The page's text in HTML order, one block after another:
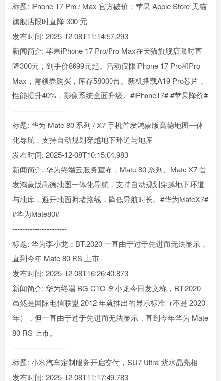
标题: iPhone 17 Pro / Max 官方破价：苹果 Apple Store 天猫
旗舰店限时直降 300 元
发布时间: 2025-12-08T11:14:57.293
新闻简介: 苹果iPhone 17 Pro/Pro Max在天猫旗舰店限时直
降300元，到手价8699元起。活动仅限iPhone 17 Pro和Pro
Max，需领券购买，库存58000台。新机搭载A19 Pro芯片，
性能提升40%，影像系统全面升级。#iPhone17# #苹果降价#
----------------------
标题: 华为 Mate 80 系列 / X7 手机首发鸿蒙版高德地图一体
化导航，支持自动规划穿越地下环道与地库
发布时间: 2025-12-08T10:15:04.983
新闻简介: 华为终端云服务宣布，Mate 80 系列、Mate X7 首
发鸿蒙版高德地图一体化导航，支持自动规划穿越地下环道
与地库，避开地面拥堵路线，降低导航时长。#华为MateX7#
#华为Mate80#
----------------------
标题: 华为李小龙：BT.2020 一直由于过于先进而无法显示，
直到今年 Mate 80 RS 上市
发布时间: 2025-12-08T16:26:40.873
新闻简介: 华为终端 BG CTO 李小龙今日发文称，BT.2020
虽然是国际电信联盟 2012 年就推出的显示标准（不是 2020
年），但一直由于过于先进而无法显示，直到今年华为 Mate
80 RS 上市。
----------------------
标题: 小米汽车定制服务开启交付，SU7 Ultra 紫水晶亮相
发布时间: 2025-12-08T11:17:49.783